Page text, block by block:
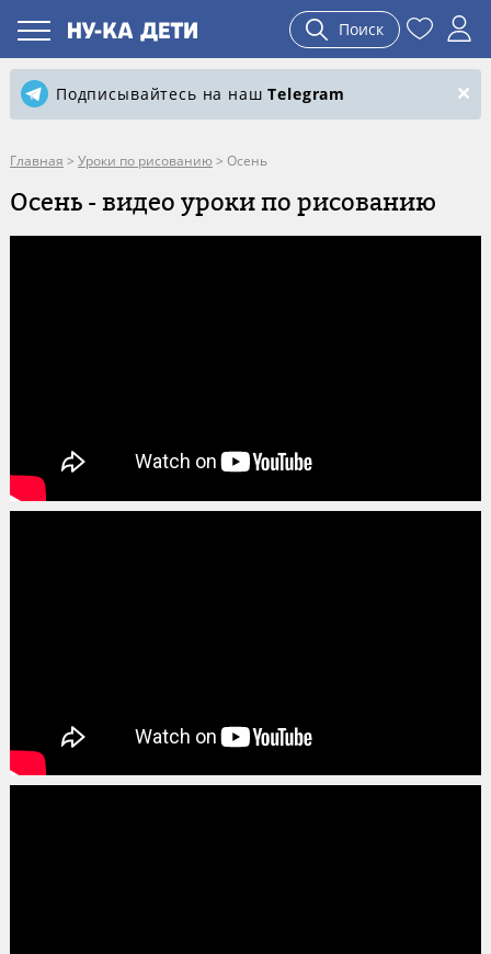
Поиск
Подписывайтесь на нашTelegram
Главная > Уроки по рисованию > Осень
Осень - видео уроки по рисованию